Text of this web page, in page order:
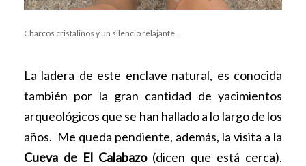
Charcos cristalinos y un silencio relajante…
La ladera de este enclave natural, es conocida
también por la gran cantidad de yacimientos
arqueológicos que se han hallado a lo largo de los
años. Me queda pendiente, además, la visita a la
Cueva de El Calabazo (dicen que está cerca).